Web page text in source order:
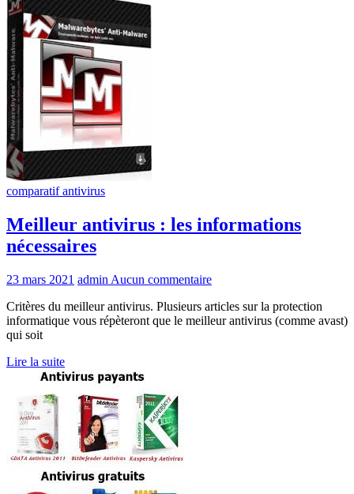
comparatif antivirus
Meilleur antivirus : les informations
nécessaires
23 mars 2021 admin Aucun commentaire
Critères du meilleur antivirus. Plusieurs articles sur la protection
informatique vous répèteront que le meilleur antivirus (comme avast)
qui soit
Lire la suite